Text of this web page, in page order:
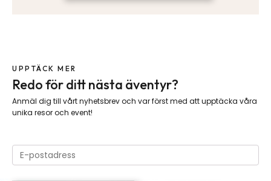
UPPTÄCK MER
Redo för ditt nästa äventyr?
Anmäl dig till vårt nyhetsbrev och var först med att upptäcka våra
unika resor och event!
Please
leave